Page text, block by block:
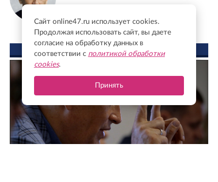
ФОТО ДНЯ
Сайт online47.ru использует cookies.
Продолжая использовать сайт, вы даете
согласие на обработку данных в
соответствии с политикой обработки
cookies.
Принять